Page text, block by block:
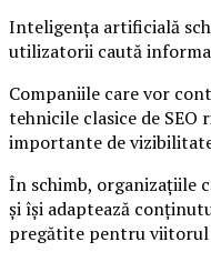
Inteligența artificială
utilizatorii caută
Companiile care vor
tehnicile clasice de
importante de
În schimb, organizațiile
și își adaptează
pregătite pentru